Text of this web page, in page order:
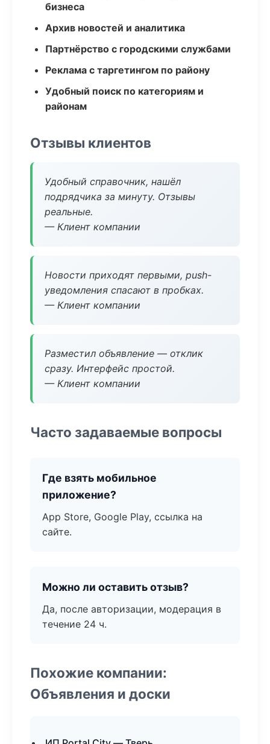
бизнеса
Архив новостей и аналитика
Партнёрство с городскими службами
Реклама с таргетингом по району
Удобный поиск по категориям и
районам
Отзывы клиентов
Удобный справочник, нашёл
подрядчика за минуту. Отзывы
реальные.
— Клиент компании
Новости приходят первыми, push-
уведомления спасают в пробках.
— Клиент компании
Разместил объявление — отклик
сразу. Интерфейс простой.
— Клиент компании
Часто задаваемые вопросы
Где взять мобильное
приложение?
App Store, Google Play, ссылка на
сайте.
Можно ли оставить отзыв?
Да, после авторизации, модерация в
течение 24 ч.
Похожие компании:
Объявления и доски